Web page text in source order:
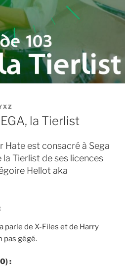
la Tierlist
Hate est consacré à Sega
Tierlist de ses licences
Hellot aka
parle de X-Files et de Harry
pas gégé.
: